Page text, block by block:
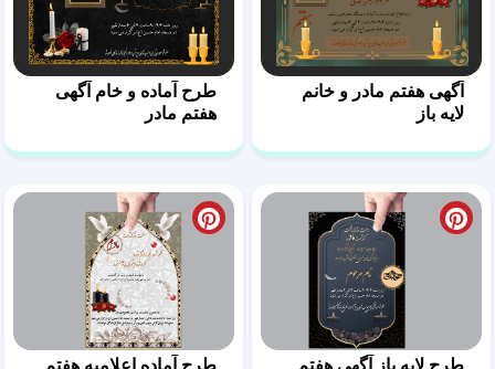
آگهی هفتم مادر و خانم
لایه باز
طرح آماده و خام آگهی
هفتم مادر
طرح لایه باز آگهی هفتم
طرح آماده اعلامیه هفتم